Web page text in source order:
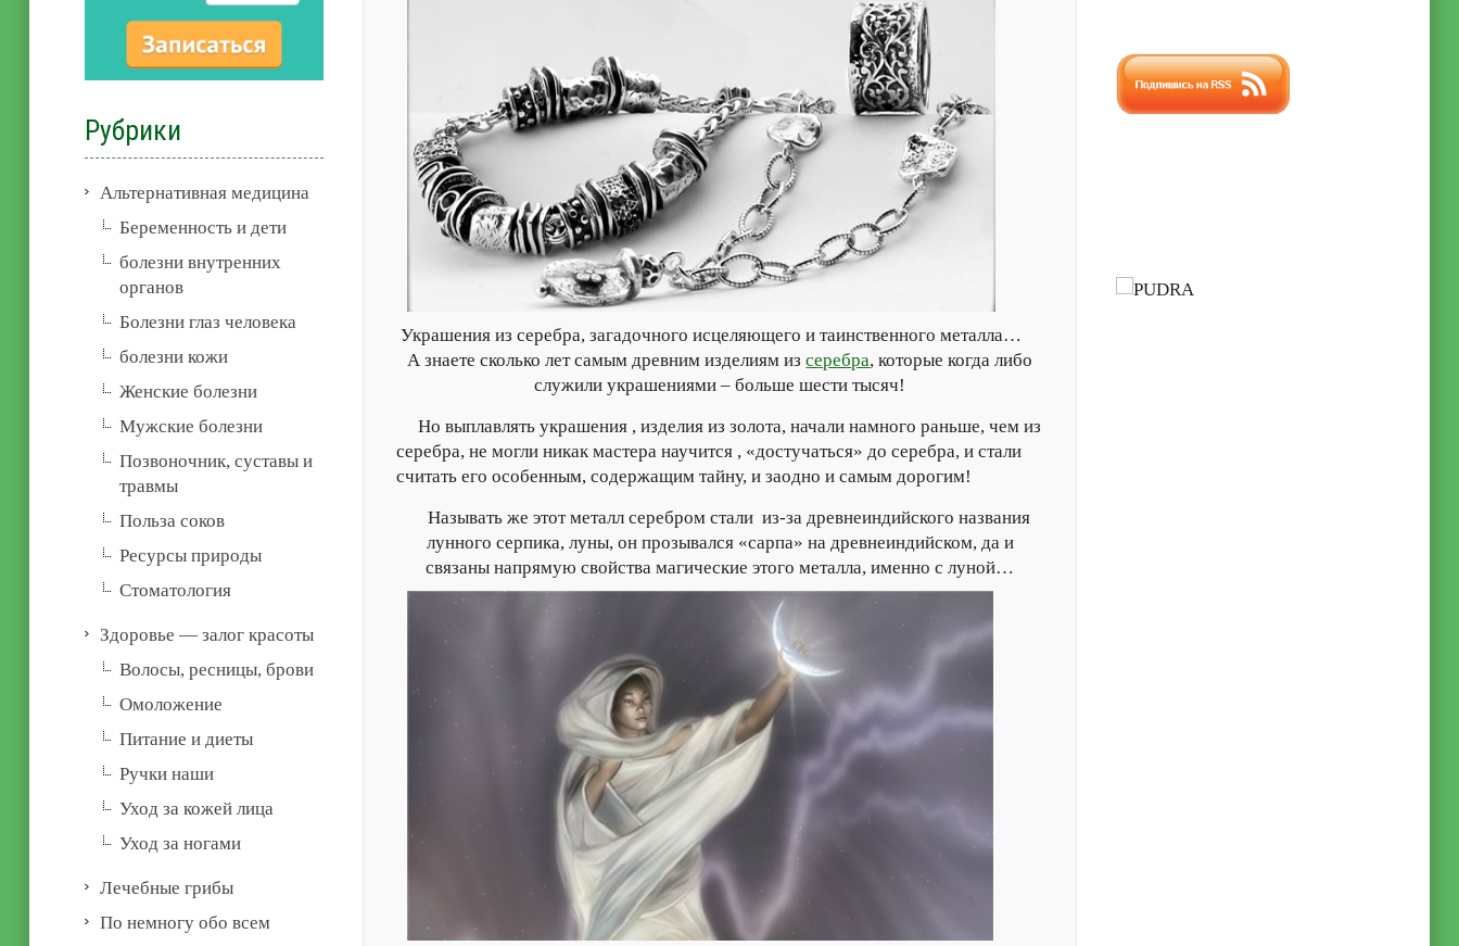
Украшения из серебра, загадочного исцеляющего и таинственного металла…
А знаете сколько лет самым древним изделиям изсеребра, которые когда либо
служили украшениями – больше шести тысяч!
Но выплавлять украшения , изделия из золота, начали намного раньше, чем из
серебра, не могли никак мастера научится , «достучаться» до серебра, и стали
считать его особенным, содержащим тайну, и заодно и самым дорогим!
Называть же этот металл серебром стали из-за древнеиндийского названия
лунного серпика, луны, он прозывался «сарпа» на древнеиндийском, да и
связаны напрямую свойства магические этого металла, именно с луной…
Рубрики
Альтернативная медицина
Беременность и дети
болезни внутренних
органов
Болезни глаз человека
болезни кожи
Женские болезни
Мужские болезни
Позвоночник, суставы и
травмы
Польза соков
Ресурсы природы
Стоматология
Здоровье — залог красоты
Волосы, ресницы, брови
Омоложение
Питание и диеты
Ручки наши
Уход за кожей лица
Уход за ногами
Лечебные грибы
По немногу обо всем